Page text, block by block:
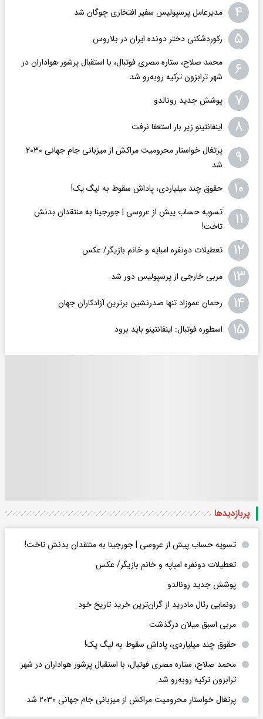
۴ مدیرعامل پرسپولیس سفیر افتخاری چوگان شد
۵ رکوردشکنی دختر دونده ایران در بلاروس
۶
محمد صلاح، ستاره مصری فوتبال، با استقبال پرشور هواداران در
شهر ترابزون ترکیه روبه‌رو شد
۷ پوشش جدید رونالدو
۸ اینفانتینو زیر بار استعفا نرفت
۹
پرتغال خواستار محرومیت مراکش از میزبانی جام جهانی ۲۰۳۰
شد
۱۰ حقوق چند میلیاردی، پاداش سقوط به لیگ یک!
۱۱
تسویه حساب پیش از عروسی | جورجینا به منتقدان بدنش
تاخت!
۱۲ تعطیلات دونفره امباپه و خانم بازیگر/ عکس
۱۳ مربی خارجی از پرسپولیس دور شد
۱۴ رحمان عموزاد تنها صدرنشین برترین آزادکاران جهان
۱۵ اسطوره فوتبال: اینفانتینو باید برود
پربازدید‌ها
تسویه حساب پیش از عروسی | جورجینا به منتقدان بدنش تاخت!
تعطیلات دونفره امباپه و خانم بازیگر/ عکس
پوشش جدید رونالدو
رونمایی رئال مادرید از گران‌ترین خرید تاریخ خود
مربی اسبق میلان درگذشت
حقوق چند میلیاردی، پاداش سقوط به لیگ یک!
محمد صلاح، ستاره مصری فوتبال، با استقبال پرشور هواداران در شهر
ترابزون ترکیه روبه‌رو شد
پرتغال خواستار محرومیت مراکش از میزبانی جام جهانی ۲۰۳۰ شد